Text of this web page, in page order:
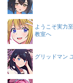
ようこそ実力
教室へ
グリッドマン